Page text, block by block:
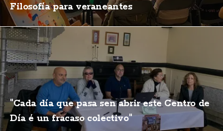
Filosofía para veraneantes
"Cada día que pasa sen abrir este Centro de
Día é un fracaso colectivo"